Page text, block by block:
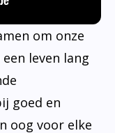
om onze
leven lang
goed en
oog voor elke